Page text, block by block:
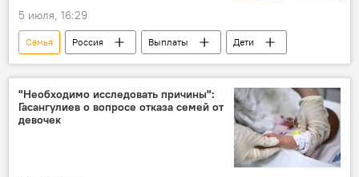
5 июля, 16:29
Семья Россия Выплаты Дети
"Необходимо исследовать причины":
Гасангулиев о вопросе отказа семей от
девочек